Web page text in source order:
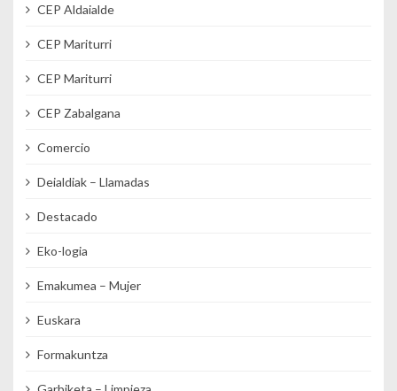
CEP Aldaialde
CEP Mariturri
CEP Mariturri
CEP Zabalgana
Comercio
Deialdiak – Llamadas
Destacado
Eko-logia
Emakumea – Mujer
Euskara
Formakuntza